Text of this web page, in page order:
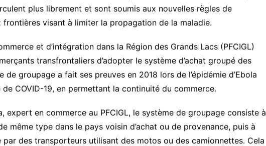
plus librement et sont soumis aux nouvelles règles de
visant à limiter la propagation de la maladie.
et d’intégration dans la Région des Grands Lacs (PFCIGL)
transfrontaliers d’adopter le système d’achat groupé des
de groupage a fait ses preuves en 2018 lors de l’épidémie d’Ebola
COVID-19, en permettant la continuité du commerce.
expert en commerce au PFCIGL, le système de groupage consiste à
même type dans le pays voisin d’achat ou de provenance, puis à
des transporteurs utilisant des motos ou des camionnettes. Cela